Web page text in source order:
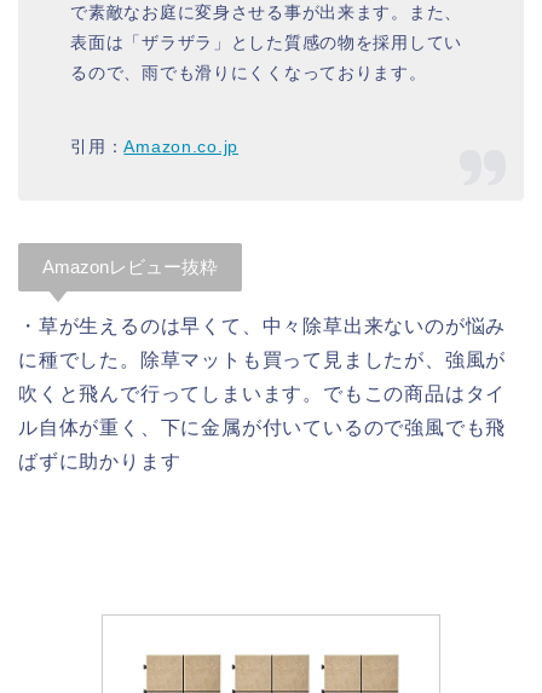
で素敵なお庭に変身させる事が出来ます。また、
表面は「ザラザラ」とした質感の物を採用してい
るので、雨でも滑りにくくなっております。
引用：Amazon.co.jp
Amazonレビュー抜粋
・草が生えるのは早くて、中々除草出来ないのが悩み
に種でした。除草マットも買って見ましたが、強風が
吹くと飛んで行ってしまいます。でもこの商品はタイ
ル自体が重く、下に金属が付いているので強風でも飛
ばずに助かります